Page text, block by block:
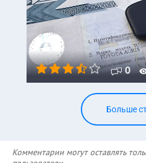
0
Больше
Комментарии могут оставлять